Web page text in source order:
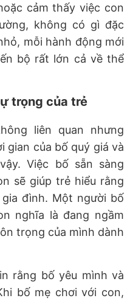
cảm thấy việc con
không có gì đặc
mỗi hành động mới
bộ rất lớn cả về thể
trọng của trẻ
liên quan nhưng
gian của bố quý giá và
Việc bố sẵn sàng
sẽ giúp trẻ hiểu rằng
đình. Một người bố
nghĩa là đang ngầm
trọng của mình dành
rằng bố yêu mình và
bố mẹ chơi với con,